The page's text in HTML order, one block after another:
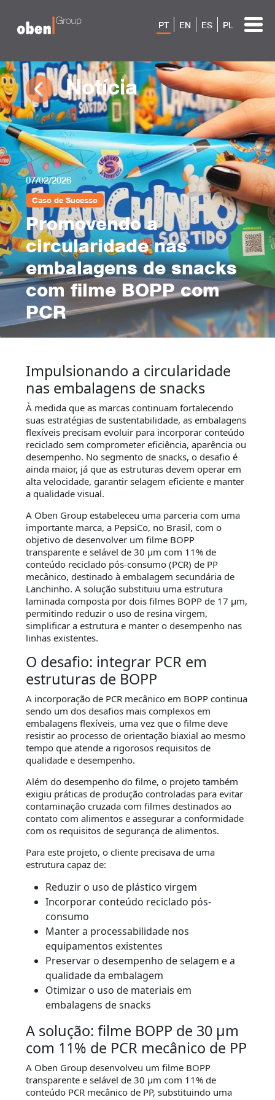
PT EN ES PL
Notícia
07/02/2026
Caso de Sucesso
Promovendo a
circularidade nas
embalagens de snacks
com filme BOPP com
PCR
Impulsionando a circularidade
nas embalagens de snacks
À medida que as marcas continuam fortalecendo
suas estratégias de sustentabilidade, as embalagens
flexíveis precisam evoluir para incorporar conteúdo
reciclado sem comprometer eficiência, aparência ou
desempenho. No segmento de snacks, o desafio é
ainda maior, já que as estruturas devem operar em
alta velocidade, garantir selagem eficiente e manter
a qualidade visual.
A Oben Group estabeleceu uma parceria com uma
importante marca, a PepsiCo, no Brasil, com o
objetivo de desenvolver um filme BOPP
transparente e selável de 30 µm com 11% de
conteúdo reciclado pós-consumo (PCR) de PP
mecânico, destinado à embalagem secundária de
Lanchinho. A solução substituiu uma estrutura
laminada composta por dois filmes BOPP de 17 µm,
permitindo reduzir o uso de resina virgem,
simplificar a estrutura e manter o desempenho nas
linhas existentes.
O desafio: integrar PCR em
estruturas de BOPP
A incorporação de PCR mecânico em BOPP continua
sendo um dos desafios mais complexos em
embalagens flexíveis, uma vez que o filme deve
resistir ao processo de orientação biaxial ao mesmo
tempo que atende a rigorosos requisitos de
qualidade e desempenho.
Além do desempenho do filme, o projeto também
exigiu práticas de produção controladas para evitar
contaminação cruzada com filmes destinados ao
contato com alimentos e assegurar a conformidade
com os requisitos de segurança de alimentos.
Para este projeto, o cliente precisava de uma
estrutura capaz de:
Reduzir o uso de plástico virgem
Incorporar conteúdo reciclado pós-
consumo
Manter a processabilidade nos
equipamentos existentes
Preservar o desempenho de selagem e a
qualidade da embalagem
Otimizar o uso de materiais em
embalagens de snacks
A solução: filme BOPP de 30 µm
com 11% de PCR mecânico de PP
A Oben Group desenvolveu um filme BOPP
transparente e selável de 30 µm com 11% de
conteúdo PCR mecânico de PP, substituindo uma